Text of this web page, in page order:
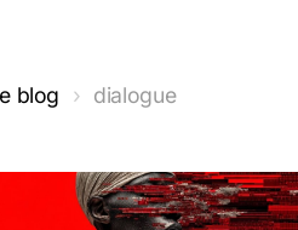
blog dialogue